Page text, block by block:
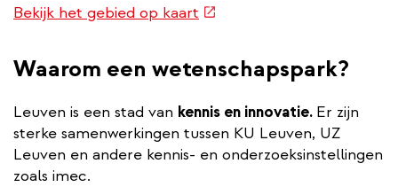
Bekijk het gebied op kaart (externe
Waarom een wetenschapspark?
Leuven is een stad van kennis en innovatie. Er zijn
sterke samenwerkingen tussen KU Leuven, UZ
Leuven en andere kennis- en onderzoeksinstellingen
zoals imec.